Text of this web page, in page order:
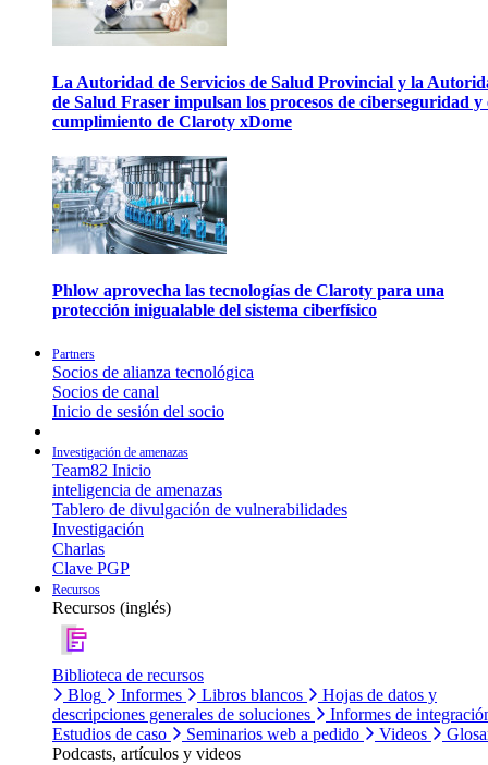
La Autoridad de Servicios de Salud Provincial y la
de Salud Fraser impulsan los procesos de ciberseguridad y
cumplimiento de Claroty xDome
Phlow aprovecha las tecnologías de Claroty para una
protección inigualable del sistema ciberfísico
Partners
Socios de alianza tecnológica
Socios de canal
Inicio de sesión del socio
Investigación de amenazas
Team82 Inicio
inteligencia de amenazas
Tablero de divulgación de vulnerabilidades
Investigación
Charlas
Clave PGP
Recursos
Recursos (inglés)
Biblioteca de recursos
Blog
Informes Libros blancos
Hojas de datos y
descripciones generales de soluciones
Informes de
Estudios de caso
Seminarios web a pedido Videos
Podcasts, artículos y videos